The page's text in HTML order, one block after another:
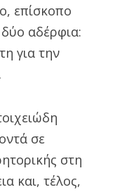
επίσκοπο
αδέρφια:
για την
σε
στη
και, τέλος,